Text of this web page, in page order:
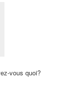
vous quoi?